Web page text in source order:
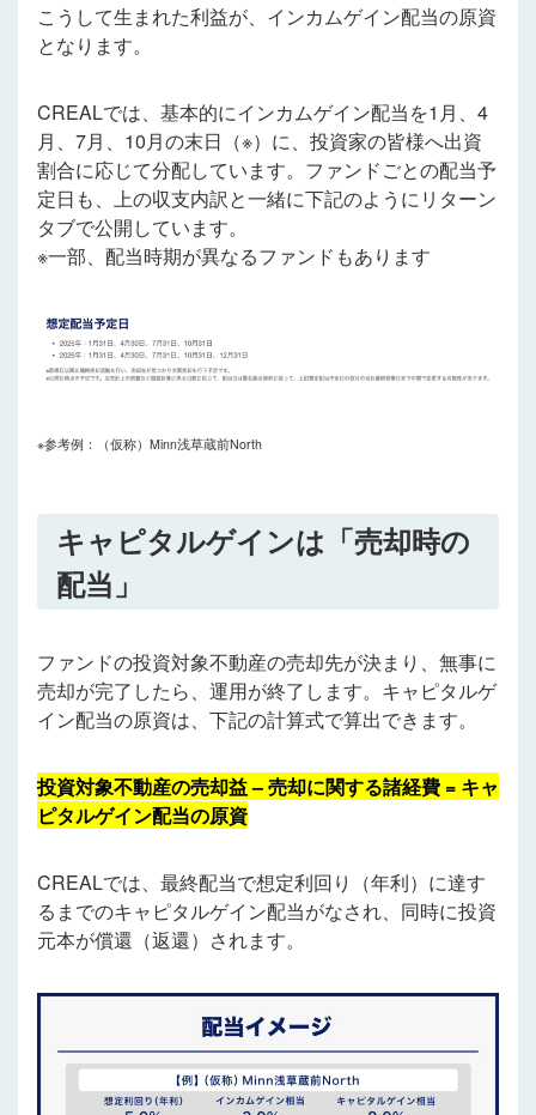
こうして生まれた利益が、インカムゲイン配当の原資
となります。
CREALでは、基本的にインカムゲイン配当を1月、4
月、7月、10月の末日（※）に、投資家の皆様へ出資
割合に応じて分配しています。ファンドごとの配当予
定日も、上の収支内訳と一緒に下記のようにリターン
タブで公開しています。
※一部、配当時期が異なるファンドもあります
※参考例：（仮称）Minn浅草蔵前North
キャピタルゲインは「売却時の
配当」
ファンドの投資対象不動産の売却先が決まり、無事に
売却が完了したら、運用が終了します。キャピタルゲ
イン配当の原資は、下記の計算式で算出できます。
投資対象不動産の売却益 – 売却に関する諸経費 = キャ
ピタルゲイン配当の原資
CREALでは、 最終配当で想定利回り（年利）に達す
るまでのキャピタルゲイン配当がなされ、同時に投資
元本が償還（返還）されます。